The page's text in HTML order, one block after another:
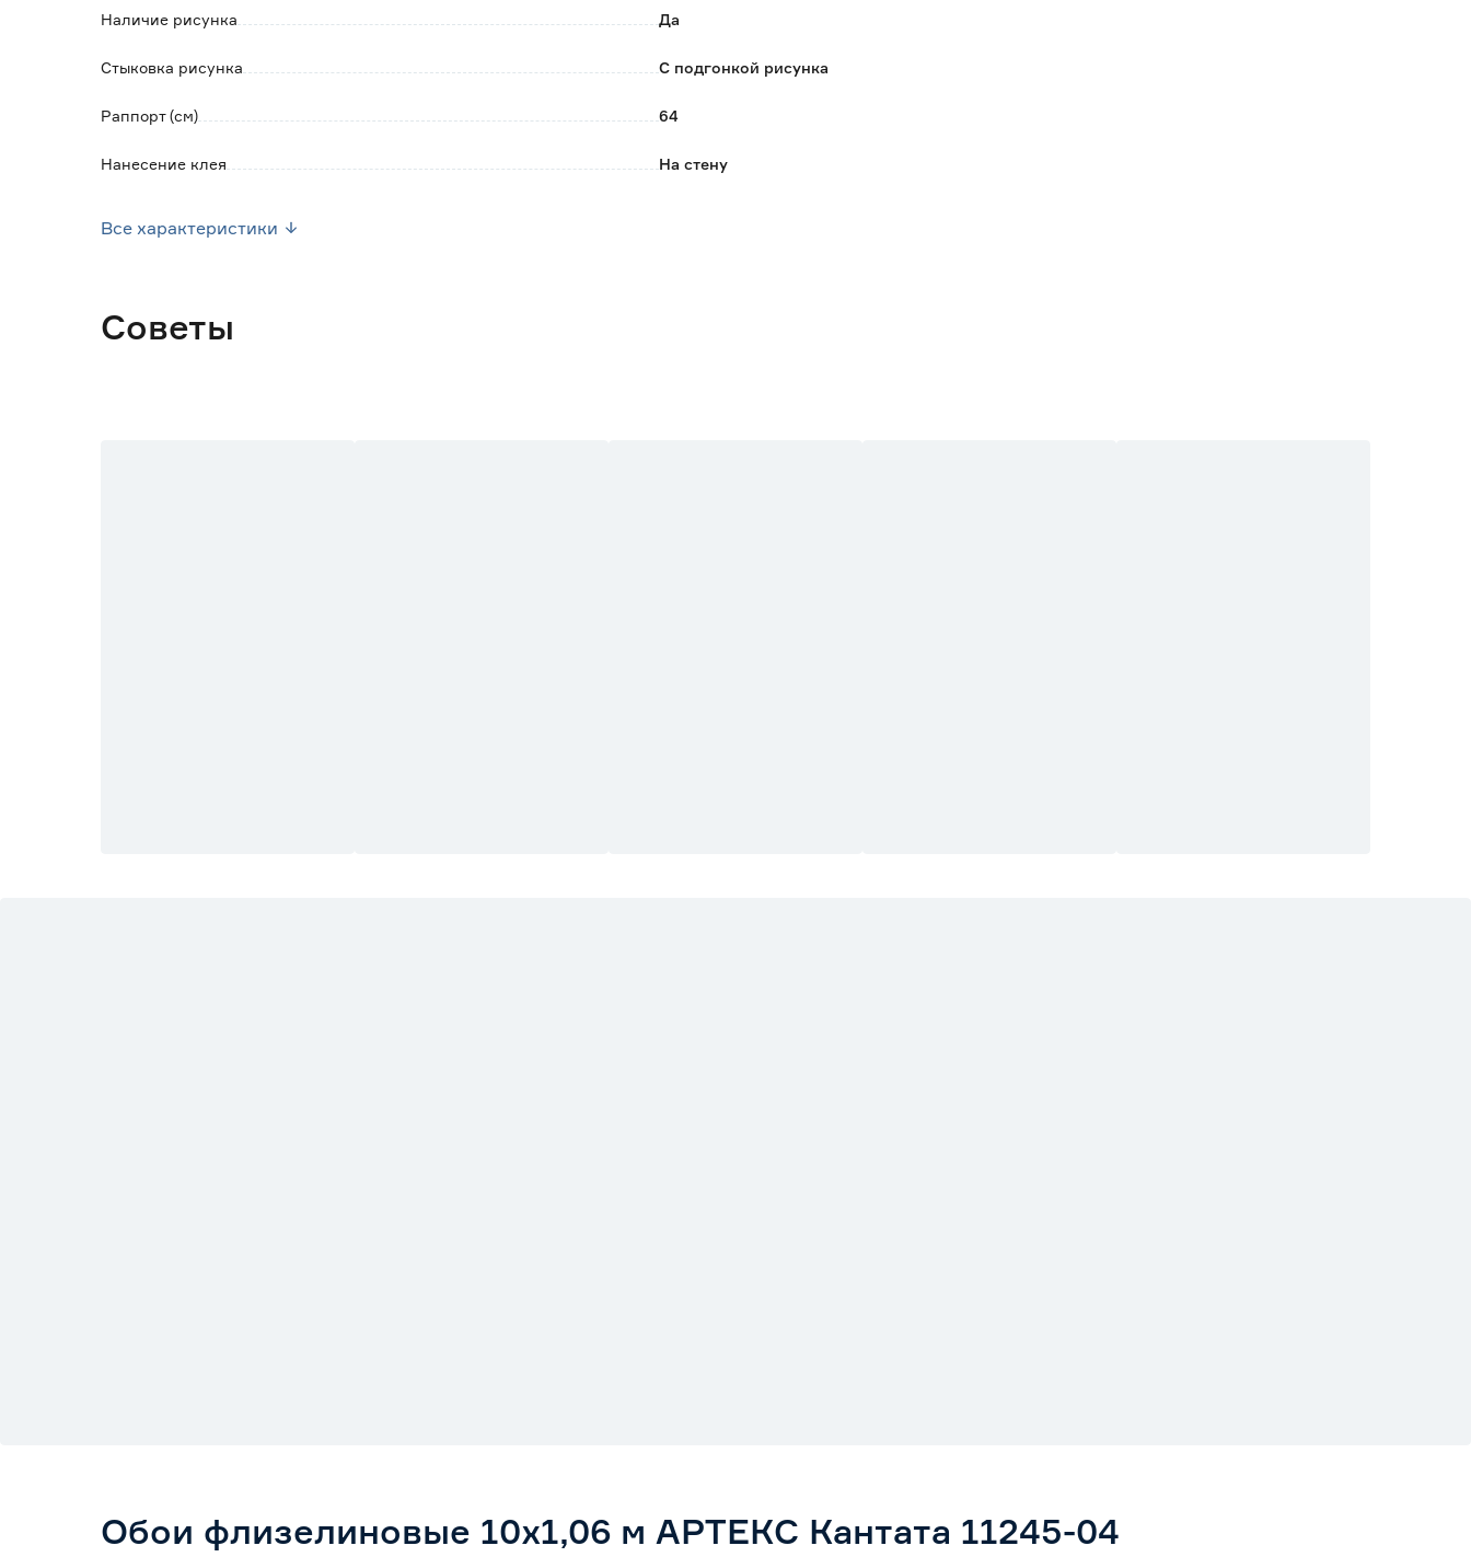
Наличие рисунка Да
Стыковка рисунка С подгонкой рисунка
Раппорт (см) 64
Нанесение клея На стену
Все характеристики
Советы
Обои флизелиновые 10х1,06 м АРТЕКС Кантата 11245-04